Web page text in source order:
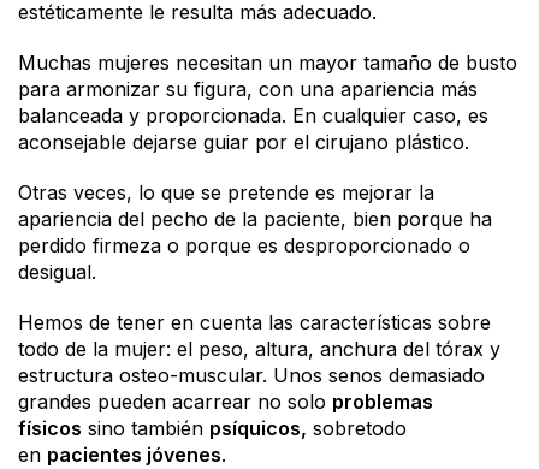
estéticamente le resulta más adecuado.
Muchas mujeres necesitan un mayor tamaño de busto
para armonizar su figura, con una apariencia más
balanceada y proporcionada. En cualquier caso, es
aconsejable dejarse guiar por el cirujano plástico.
Otras veces, lo que se pretende es mejorar la
apariencia del pecho de la paciente, bien porque ha
perdido firmeza o porque es desproporcionado o
desigual.
Hemos de tener en cuenta las características sobre
todo de la mujer: el peso, altura, anchura del tórax y
estructura osteo-muscular. Unos senos demasiado
grandes pueden acarrear no solo problemas
físicos sino también psíquicos, sobretodo
en pacientes jóvenes.